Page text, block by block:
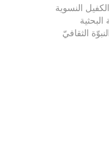
النسوية
الثقافيّ